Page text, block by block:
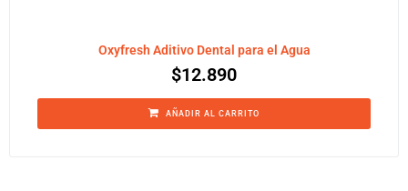
Oxyfresh Aditivo Dental para el Agua
$12.890
AÑADIR AL CARRITO